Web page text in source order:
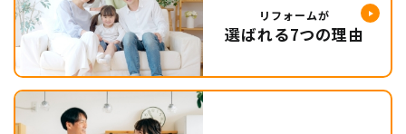
リフォームが
選ばれる7つの理由